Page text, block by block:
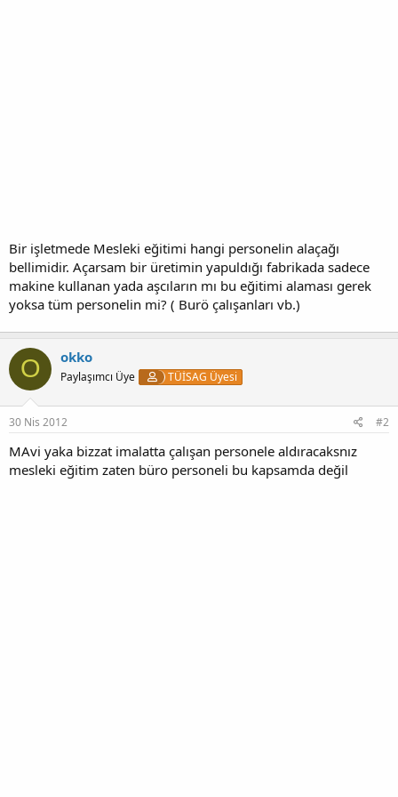
Bir işletmede Mesleki eğitimi hangi personelin alaçağı
bellimidir. Açarsam bir üretimin yapuldığı fabrikada sadece
makine kullanan yada aşcıların mı bu eğitimi alaması gerek
yoksa tüm personelin mi? ( Burö çalışanları vb.)
O okko
Paylaşımcı Üye TÜİSAG Üyesi
30 Nis 2012 #2
MAvi yaka bizzat imalatta çalışan personele aldıracaksnız
mesleki eğitim zaten büro personeli bu kapsamda değil